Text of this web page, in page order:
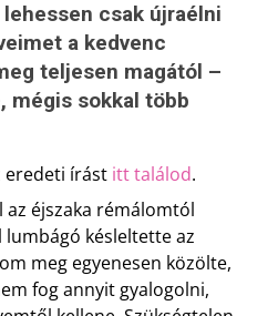
csak újraélni
a kedvenc
teljesen magától –
mégis sokkal több
eredeti írástitt találod.
éjszaka rémálomtól
késleltette az
meg egyenesen közölte,
fog annyit gyalogolni,